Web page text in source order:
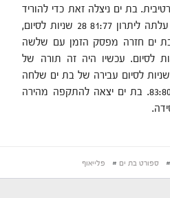
בת ים ניצלה זאת כדי להוריד
את ההפרש, 80:77. אליצור יבנה עלתה ליתרון 81:77 28 שניות לסיום,
בת ים חזרה מפסק הזמן עם שלשה
ומפתיעה, 81:80 21 שניות לסיום. עכשיו היה זה תורה של
אליצור יבנה לקחת פסק זמן. 16 שניות לסיום עבירה של בת ים שלחה
את יבנה לקו, שהגדילה יתרונה 83:80. בת ים יצאה להתקפה מהירה
# ספורט בת ים # פלייאוף